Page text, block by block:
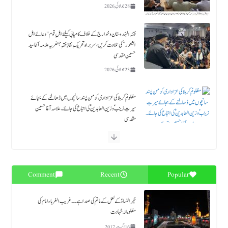
حسین مقدسی
مظلومِؑ کربلا کی عزاداری کو من پسند سانچوں میں ڈھالنے کے بجائے
سیرتِ زینبؑ و زین العابدینؑ کی اتباع کی جائے۔ علامہ آغا حسین
مقدسی
حلیف القرآن حضرت زید بن علي ابن الحسین ؑ ۔قائد ملت جعفریہ آغا سید حامد علی شاہ موسوی
18 جولائی, 2026
17 جولائی, 2026
آغاز ماہ صفر: کربلائے معلی میں ماتمی جلوسوں کی لہر
17 جولائی, 2026
Popular
Recent
Comment
خیرالنساءؑ کے لعل کے ماتم کی صدا ہے۔۔ غریب الغرباء امام کی
مظلومانہ شہادت